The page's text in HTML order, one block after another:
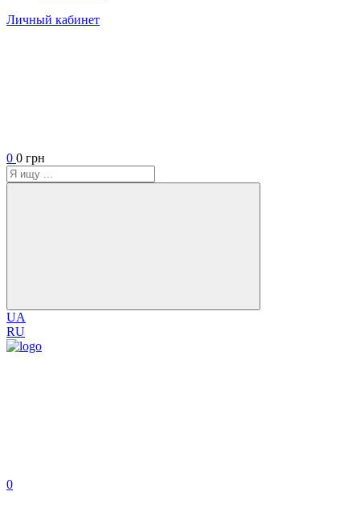
Личный кабинет
0 0 грн
UA
RU
0